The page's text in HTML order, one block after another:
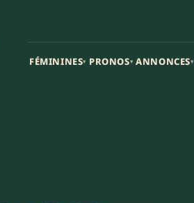
FÉMININES▾ PRONOS▾ ANNONCES▾